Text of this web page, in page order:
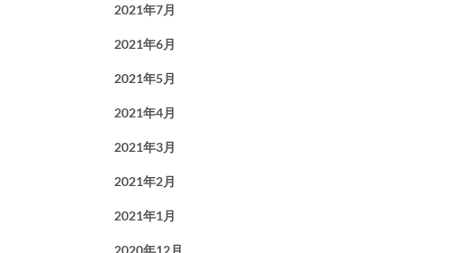
2021年7月
2021年6月
2021年5月
2021年4月
2021年3月
2021年2月
2021年1月
2020年12月